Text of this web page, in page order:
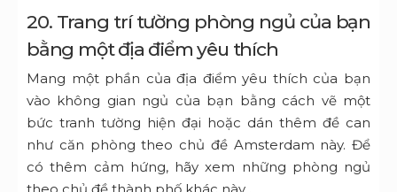
20. Trang trí tường phòng ngủ của bạn
bằng một địa điểm yêu thích
Mang một phần của địa điểm yêu thích của bạn
vào không gian ngủ của bạn bằng cách vẽ một
bức tranh tường hiện đại hoặc dán thêm đề can
như căn phòng theo chủ đề Amsterdam này. Để
có thêm cảm hứng, hãy xem những phòng ngủ